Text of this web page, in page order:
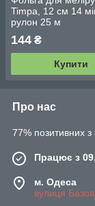
Timpa, 12 см 14
рулон 25 м
144 ₴
Купити
Про нас
77% позитивних з
Працює з
м. Одеса
вулиця